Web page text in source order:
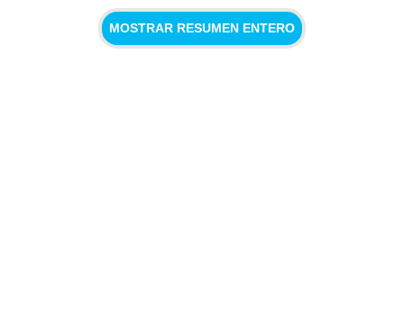
MOSTRAR RESUMEN ENTERO